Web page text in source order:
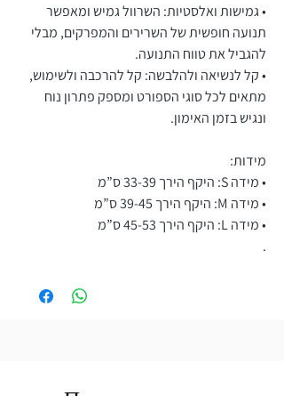
• גמישות ואלסטיות: השרוול גמיש ומאפשר
תנועה חופשית של השרירים והמפרקים, מבלי
להגביל את טווח התנועה.
• קל לנשיאה ולהלבשה: קל להרכבה ולשימוש,
מתאים לכל סוגי הספורט ומספק פתרון נוח
ונגיש בזמן האימון.
מידות:
• מידה S: היקף הירך 33-39 ס”מ
• מידה M: היקף הירך 39-45 ס”מ
• מידה L: היקף הירך 45-53 ס”מ
.